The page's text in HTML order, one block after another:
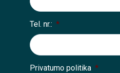
Tel. nr.: *
Privatumo politika *